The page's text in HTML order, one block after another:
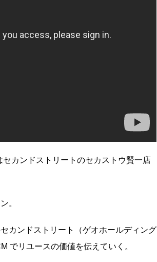
カンドストリートのセカストウ賢一店
。
カンドストリート（ゲオホールディング
でリユースの価値を伝えていく。